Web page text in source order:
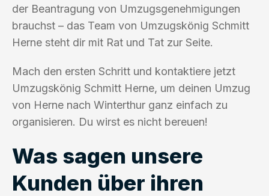
der Beantragung von Umzugsgenehmigungen
brauchst – das Team von Umzugskönig Schmitt
Herne steht dir mit Rat und Tat zur Seite.
Mach den ersten Schritt und kontaktiere jetzt
Umzugskönig Schmitt Herne, um deinen Umzug
von Herne nach Winterthur ganz einfach zu
organisieren. Du wirst es nicht bereuen!
Was sagen unsere
Kunden über ihren